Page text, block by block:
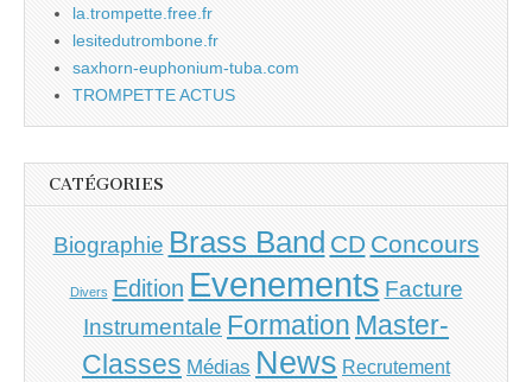
la.trompette.free.fr
lesitedutrombone.fr
saxhorn-euphonium-tuba.com
TROMPETTE ACTUS
CATÉGORIES
Biographie Brass Band CD Concours
Divers Edition Evenements Facture
Instrumentale Formation Master-
Classes Médias News Recrutement